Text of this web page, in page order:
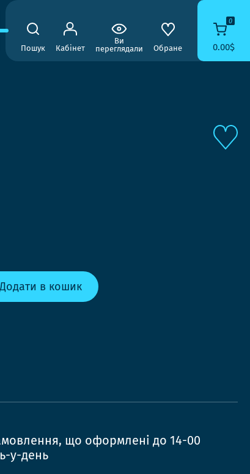
Пошук Кабінет
Ви
переглядали
Обране
0
0.00$
в кошик
що оформлені до 14-00
у-день